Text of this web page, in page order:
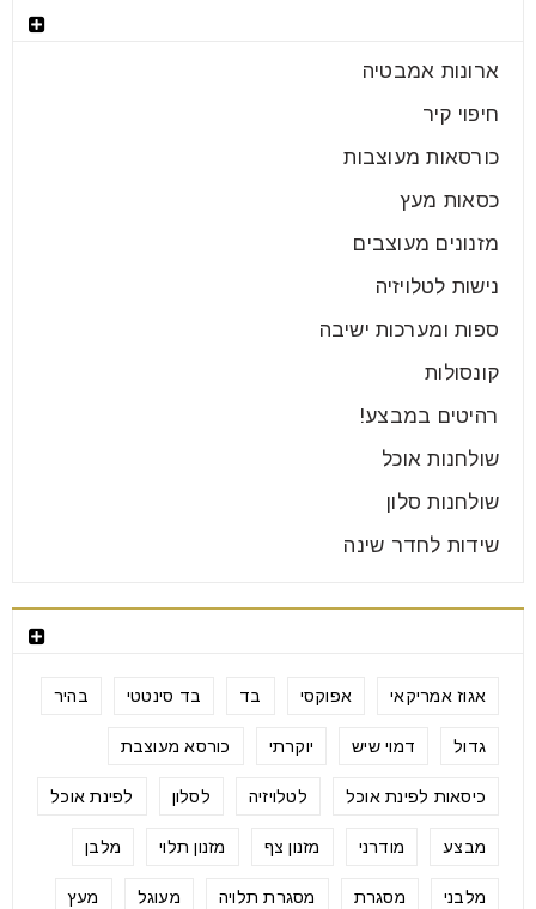
ארונות אמבטיה
חיפוי קיר
כורסאות מעוצבות
כסאות מעץ
מזנונים מעוצבים
נישות לטלויזיה
ספות ומערכות ישיבה
קונסולות
רהיטים במבצע!
שולחנות אוכל
שולחנות סלון
שידות לחדר שינה
אגוז אמריקאי אפוקסי בד בד סינטטי בהיר
גדול דמוי שיש יוקרתי כורסא מעוצבת
כיסאות לפינת אוכל לטלויזיה לסלון לפינת אוכל
מבצע מודרני מזנון צף מזנון תלוי מלבן
מלבני מסגרת מסגרת תלויה מעוגל מעץ